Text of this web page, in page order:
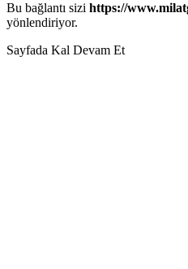
Bu bağlantı sizi https://
yönlendiriyor.
Sayfada Kal Devam Et